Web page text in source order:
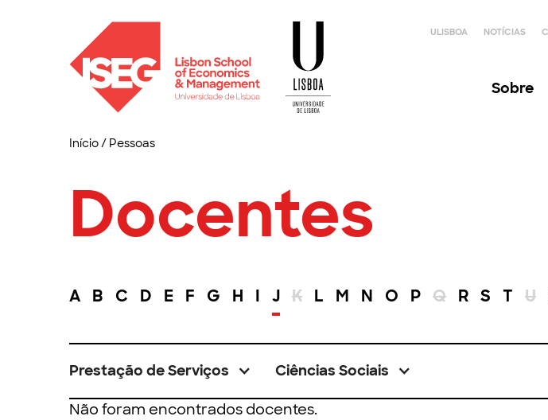
ULISBOA NOTÍCIAS
Sobre
Início/ Pessoas
Docentes
A B C D E F G H I J K L M N O P Q R S T U
Prestação de Serviços Ciências Sociais
Não foram encontrados docentes.